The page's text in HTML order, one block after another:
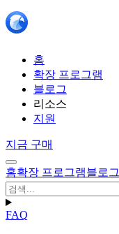
홈
확장 프로그램
블로그
리소스
지원
지금 구매
홈확장 프로그램블로그
FAQ